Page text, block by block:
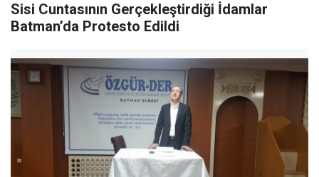
Sisi Cuntasının Gerçekleştirdiği İdamlar
Batman’da Protesto Edildi